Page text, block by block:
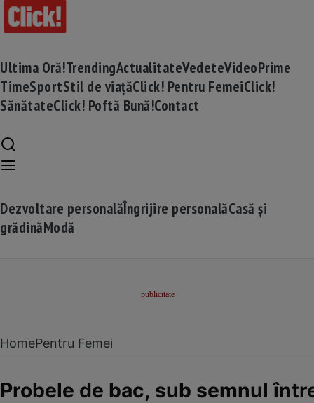
Ultima Oră!TrendingActualitateVedeteVideoPrime
TimeSportStil de viațăClick! Pentru FemeiClick!
SănătateClick! Poftă Bună!Contact
Dezvoltare personalăÎngrijire personalăCasă și
grădinăModă
HomePentru Femei
Probele de bac, sub semnul